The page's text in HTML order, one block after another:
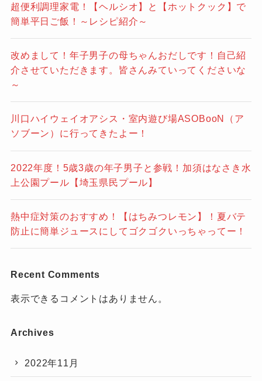
超便利調理家電！【ヘルシオ】と【ホットクック】で
簡単平日ご飯！～レシピ紹介～
改めまして！年子男子の母ちゃんおだしです！自己紹
介させていただきます。皆さんみていってくださいな
～
川口ハイウェイオアシス・室内遊び場ASOBooN（ア
ソブーン）に行ってきたよー！
2022年度！5歳3歳の年子男子と参戦！加須はなさき水
上公園プール【埼玉県民プール】
熱中症対策のおすすめ！【はちみつレモン】！夏バテ
防止に簡単ジュースにしてゴクゴクいっちゃってー！
Recent Comments
表示できるコメントはありません。
Archives
2022年11月